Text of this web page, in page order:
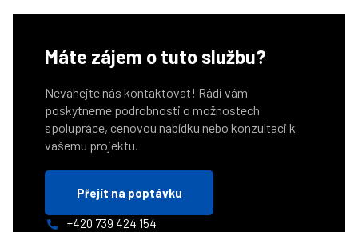
Máte zájem o tuto službu?
Neváhejte nás kontaktovat! Rádi vám
poskytneme podrobnosti o možnostech
spolupráce, cenovou nabídku nebo konzultaci k
vašemu projektu.
Přejít na poptávku
+420 739 424 154